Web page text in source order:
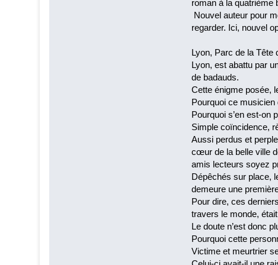
roman à la quatrième
Nouvel auteur pour
regarder. Ici, nouvel
Lyon, Parc de la Tête
Lyon, est abattu par
de badauds.
Cette énigme posée,
Pourquoi ce musicien
Pourquoi s’en est-on
Simple coïncidence,
Aussi perdus et
cœur de la belle ville
amis lecteurs soyez
Dépêchés sur place,
demeure une
Pour dire, ces
travers le monde,
Le doute n’est donc
Pourquoi cette
Victime et meurtrier